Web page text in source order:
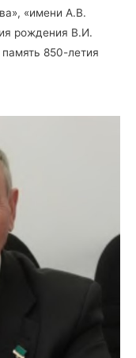
«имени А.В.
рождения В.И.
850-летия